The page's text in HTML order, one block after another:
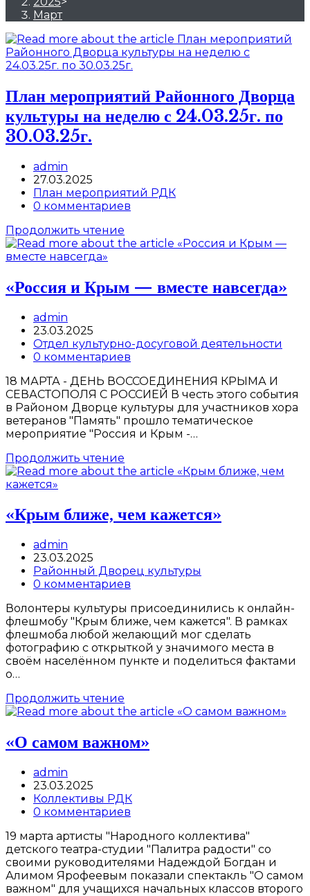
Март
План мероприятий Районного Дворца
культуры на неделю с 24.03.25г. по
30.03.25г.
Post
author:
admin
Запись
опубликована:
27.03.2025
Post
category:
План мероприятий РДК
Post
0 комментариев
Продолжить чтение
мероприятий
на
по
30.03.25г.
«Россия и Крым — вместе навсегда»
Post
author:
admin
Запись
опубликована:
23.03.2025
Post
category:
Отдел культурно-досуговой деятельности
Post
0 комментариев
18 МАРТА - ДЕНЬ ВОССОЕДИНЕНИЯ КРЫМА И
СЕВАСТОПОЛЯ С РОССИЕЙ В честь этого события
в Районом Дворце культуры для участников хора
ветеранов "Память" прошло тематическое
мероприятие "Россия и Крым -…
Продолжить чтение
и
вместе
навсегда»
«Крым ближе, чем кажется»
Post
author:
admin
Запись
опубликована:
23.03.2025
Post
category:
Районный Дворец культуры
Post
0 комментариев
Волонтеры культуры присоединились к онлайн-
флешмобу "Крым ближе, чем кажется". В рамках
флешмоба любой желающий мог сделать
фотографию с открыткой у значимого места в
своём населённом пункте и поделиться фактами
о…
Продолжить чтение
ближе,
кажется»
«О самом важном»
Post
author:
admin
Запись
опубликована:
23.03.2025
Post
category:
Коллективы РДК
Post
0 комментариев
19 марта артисты "Народного коллектива"
детского театра-студии "Палитра радости" со
своими руководителями Надеждой Богдан и
Алимом Ярофеевым показали спектакль "О самом
важном" для учащихся начальных классов второго